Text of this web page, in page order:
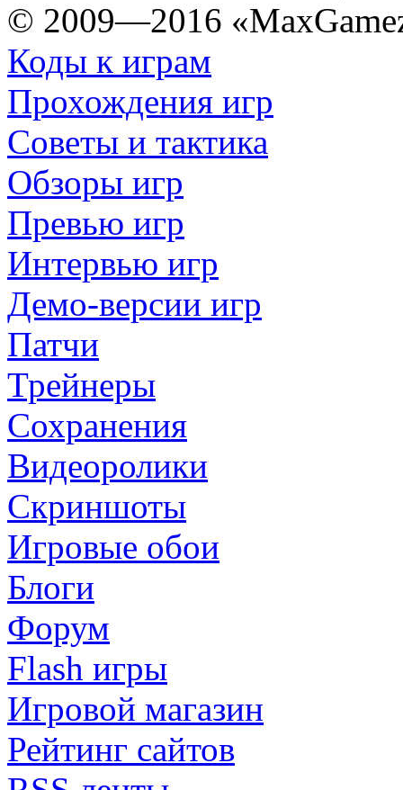
© 2009—2016
Коды к играм
Прохождения игр
Советы и тактика
Обзоры игр
Превью игр
Интервью игр
Демо-версии игр
Патчи
Трейнеры
Сохранения
Видеоролики
Скриншоты
Игровые обои
Блоги
Форум
Flash игры
Игровой магазин
Рейтинг сайтов